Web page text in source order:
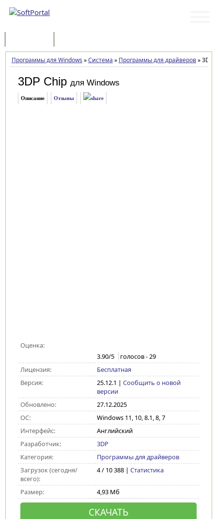
Программы для Windows »Система » Программы для драйверов»3DP
3DP Chip для Windows
Описание Отзывы
Оценка:
3.90/5 голосов -29
Лицензия:
Бесплатная
Версия:
25.12.1 | Сообщить о новой
версии
Обновлено:
27.12.2025
ОС:
Windows 11, 10, 8.1, 8, 7
Интерфейс:
Английский
Разработчик:
3DP
Категория:
Программы для драйверов
Загрузок (сегодня/
всего):
4 / 10 388 | Статистика
Размер: 4,93 Мб
СКАЧАТЬ